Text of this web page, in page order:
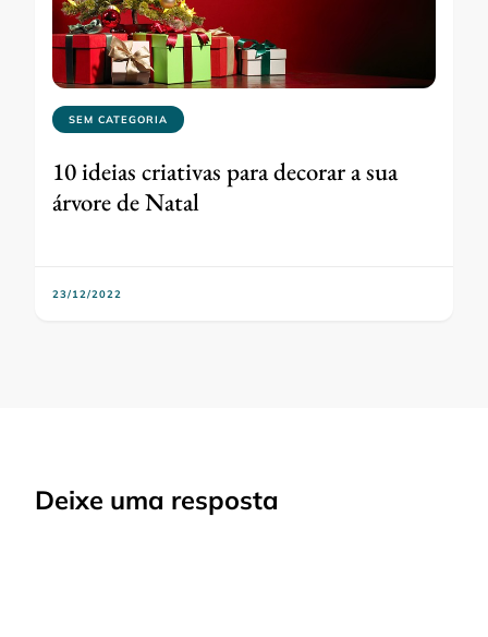
SEM CATEGORIA
10 ideias criativas para decorar a sua
árvore de Natal
23/12/2022
Deixe uma resposta